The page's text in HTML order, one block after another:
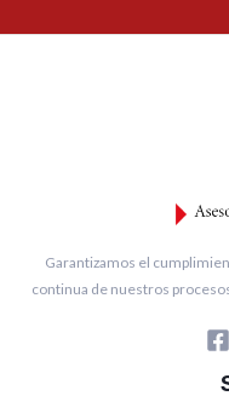
Garantizamos el
continua de nuestros